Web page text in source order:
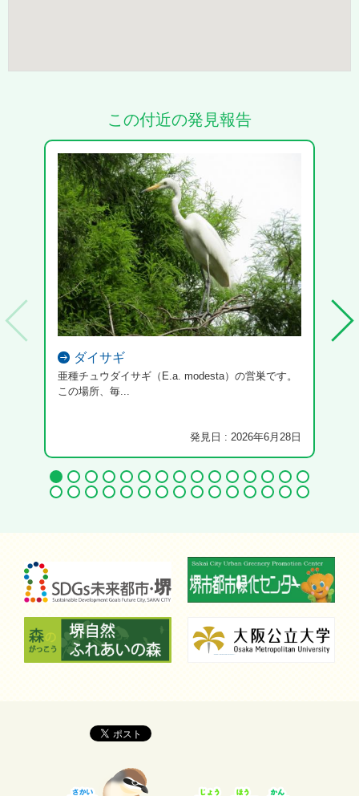
この付近の発見報告
ダイサギ
亜種チュウダイサギ（E.a. modesta）の営巣です。
この場所、毎...
発見日 : 2026年6月28日